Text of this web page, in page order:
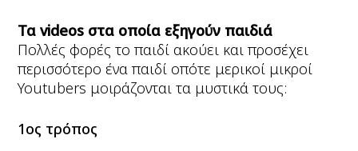
Τα videos στα οποία εξηγούν παιδιά
Πολλές φορές το παιδί ακούει και προσέχει
περισσότερο ένα παιδί οπότε μερικοί μικροί
Youtubers μοιράζονται τα μυστικά τους:
1ος τρόπος